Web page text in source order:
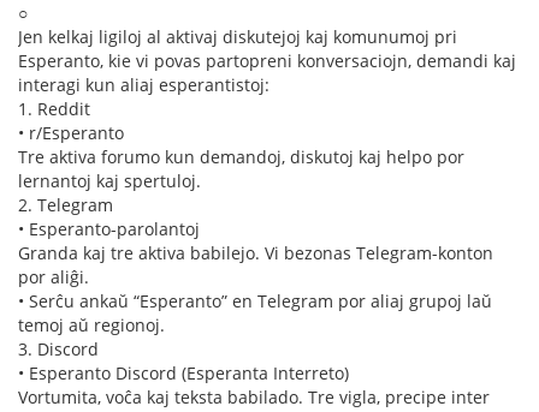
○
Jen kelkaj ligiloj al aktivaj diskutejoj kaj komunumoj pri
Esperanto, kie vi povas partopreni konversaciojn, demandi kaj
interagi kun aliaj esperantistoj:
1. Reddit
• r/Esperanto
Tre aktiva forumo kun demandoj, diskutoj kaj helpo por
lernantoj kaj spertuloj.
2. Telegram
• Esperanto-parolantoj
Granda kaj tre aktiva babilejo. Vi bezonas Telegram-konton
por aliĝi.
• Serĉu ankaŭ “Esperanto” en Telegram por aliaj grupoj laŭ
temoj aŭ regionoj.
3. Discord
• Esperanto Discord (Esperanta Interreto)
Vortumita, voĉa kaj teksta babilado. Tre vigla, precipe inter